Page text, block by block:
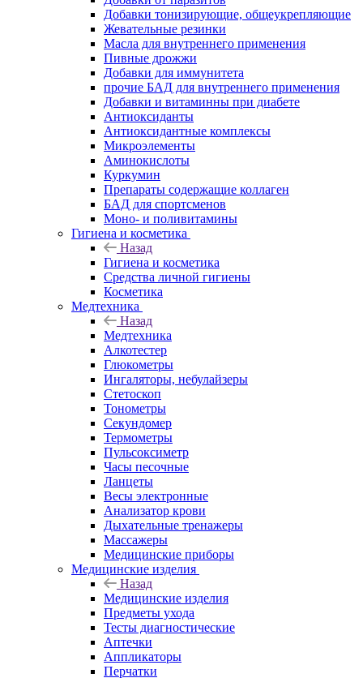
Добавки тонизирующие, общеукрепляющие
Жевательные резинки
Масла для внутреннего применения
Пивные дрожжи
Добавки для иммунитета
прочие БАД для внутреннего применения
Добавки и витаминны при диабете
Антиоксиданты
Антиоксидантные комплексы
Микроэлементы
Аминокислоты
Куркумин
Препараты содержащие коллаген
БАД для спортсменов
Моно- и поливитамины
Гигиена и косметика
Назад
Гигиена и косметика
Средства личной гигиены
Косметика
Медтехника
Назад
Медтехника
Алкотестер
Глюкометры
Ингаляторы, небулайзеры
Стетоскоп
Тонометры
Секундомер
Термометры
Пульсоксиметр
Часы песочные
Ланцеты
Весы электронные
Анализатор крови
Дыхательные тренажеры
Массажеры
Медицинские приборы
Медицинские изделия
Назад
Медицинские изделия
Предметы ухода
Тесты диагностические
Аптечки
Аппликаторы
Перчатки